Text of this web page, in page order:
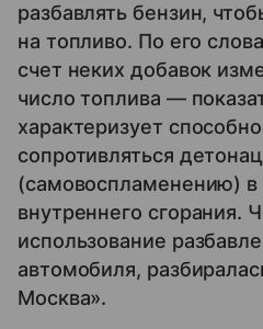
разбавлять бензин,
на топливо. По его
счет неких добавок
число топлива —
характеризует
сопротивляться
(самовоспламенению) в
внутреннего сгорания.
использование
автомобиля,
Москва».